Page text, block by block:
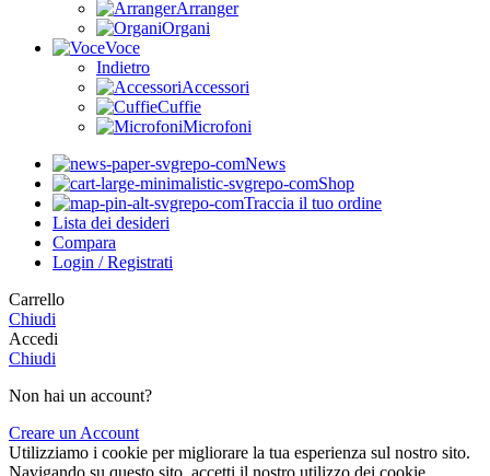
Arranger
Organi
Voce
Indietro
Accessori
Cuffie
Microfoni
News
Shop
Traccia il tuo ordine
Lista dei desideri
Compara
Login / Registrati
Carrello
Chiudi
Accedi
Chiudi
Non hai un account?
Creare un Account
Utilizziamo i cookie per migliorare la tua esperienza sul nostro sito.
Navigando su questo sito, accetti il nostro utilizzo dei cookie.